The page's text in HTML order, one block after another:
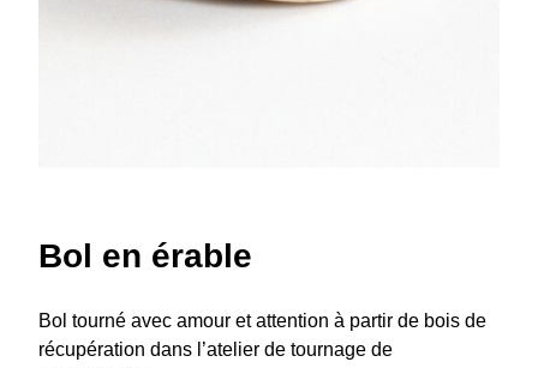
Bol en érable
Bol tourné avec amour et attention à partir de bois de
récupération dans l’atelier de tournage de